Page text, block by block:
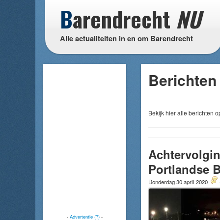
Barendrecht NU
Alle actualiteiten in en om Barendrecht
- Advertentie (?)-
Bekijk hier alle berichten
Portlandse
Donderdag 30 april 2020